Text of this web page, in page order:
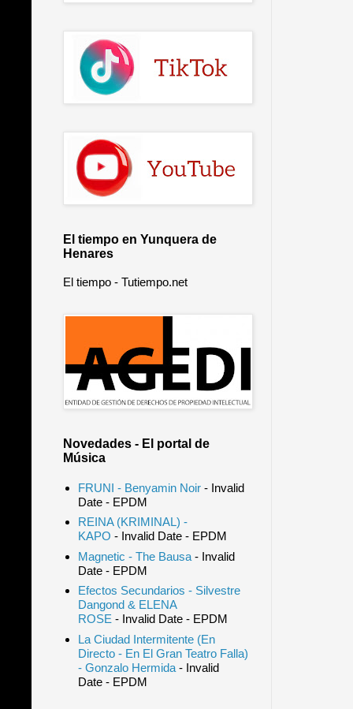
El tiempo en Yunquera de
Henares
El tiempo - Tutiempo.net
Novedades - El portal de
Música
FRUNI - Benyamin Noir- Invalid
Date- EPDM
REINA (KRIMINAL) -
KAPO - Invalid Date- EPDM
Magnetic - The Bausa- Invalid
Date- EPDM
Efectos Secundarios - Silvestre
Dangond & ELENA
ROSE - Invalid Date- EPDM
La Ciudad Intermitente (En
Directo - En El Gran Teatro Falla)
- Gonzalo Hermida- Invalid
Date- EPDM